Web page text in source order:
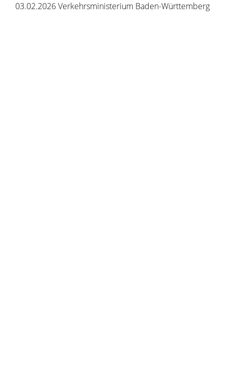
03.02.2026 Verkehrsministerium Baden-Württemberg